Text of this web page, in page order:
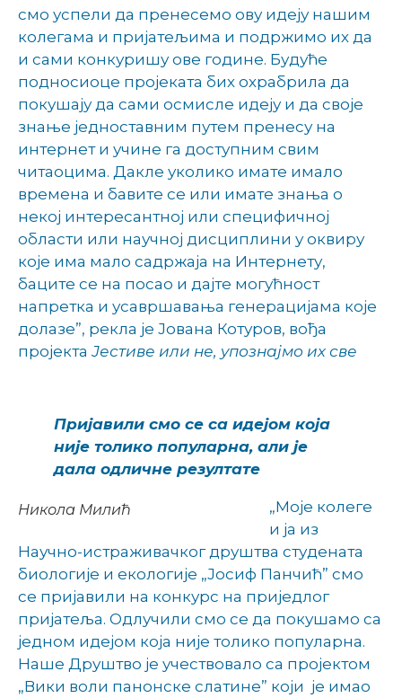
смо успели да пренесемо ову идеју нашим
колегама и пријатељима и подржимо их да
и сами конкуришу ове године. Будуће
подносиоце пројеката бих охрабрила да
покушају да сами осмисле идеју и да своје
знање једноставним путем пренесу на
интернет и учине га доступним свим
читаоцима. Дакле уколико имате имало
времена и бавите се или имате знања о
некој интересантној или специфичној
области или научној дисциплини у оквиру
које има мало садржаја на Интернету,
баците се на посао и дајте могућност
напретка и усавршавања генерацијама које
долазе”, рекла је Јована Котуров, вођа
пројекта Јестиве или не, упознајмо их све
Пријавили смо се са идејом која
није толико популарна, али је
дала одличне резултате
Никола Милић
„Моје колеге
и ја из
Научно-истраживачког друштва студената
биологије и екологије „Јосиф Панчић” смо
се пријавили на конкурс на приједлог
пријатеља. Одлучили смо се да покушамо са
једном идејом која није толико популарна.
Наше Друштво је учествовало са пројектом
„Вики воли панонске слатине” који је имао